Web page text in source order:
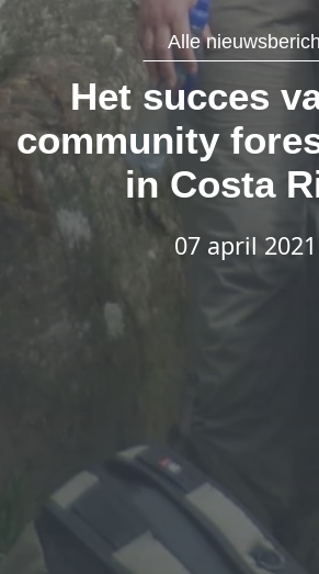
Alle
Het succes
community
in Costa
07 april 2021